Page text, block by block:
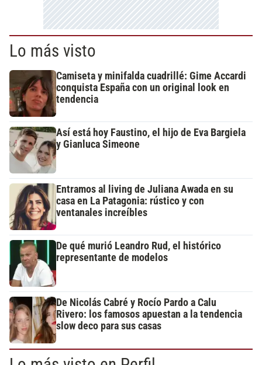
Lo más visto
Camiseta y minifalda cuadrillé: Gime Accardi
conquista España con un original look en
tendencia
Así está hoy Faustino, el hijo de Eva Bargiela
y Gianluca Simeone
Entramos al living de Juliana Awada en su
casa en La Patagonia: rústico y con
ventanales increíbles
De qué murió Leandro Rud, el histórico
representante de modelos
De Nicolás Cabré y Rocío Pardo a Calu
Rivero: los famosos apuestan a la tendencia
slow deco para sus casas